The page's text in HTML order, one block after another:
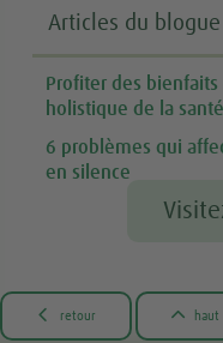
Articles du blogue
Profiter des bienfaits
holistique de la
6 problèmes qui
en silence
 retour  haut